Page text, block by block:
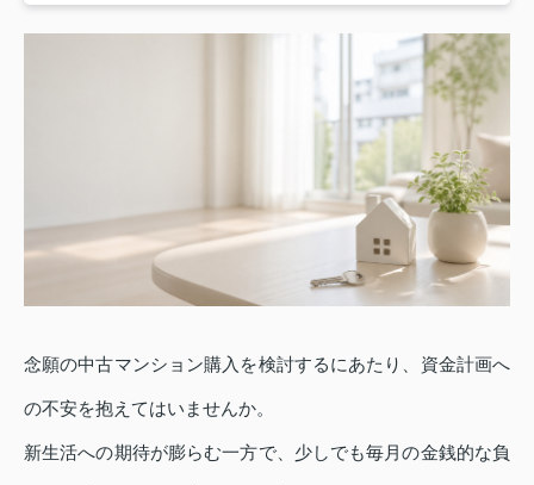
念願の中古マンション購入を検討するにあたり、資金計画へ
の不安を抱えてはいませんか。
新生活への期待が膨らむ一方で、少しでも毎月の金銭的な負